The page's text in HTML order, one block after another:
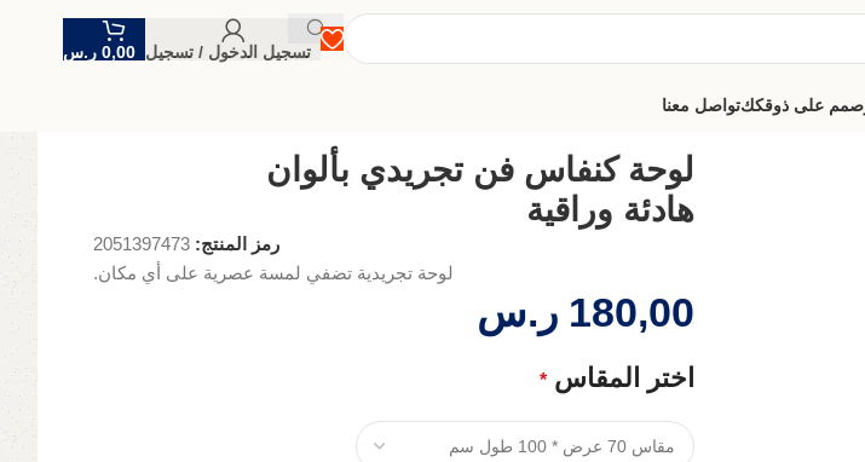
تسجيل الدخول / تسجيل 0,00 ر.س
صمم على ذوقككتواصل معنا
لوحة كنفاس فن تجريدي بألوان
هادئة وراقية
رمز المنتج: 2051397473
لوحة تجريدية تضفي لمسة عصرية على أي مكان.
180,00 ر.س
اختر المقاس *